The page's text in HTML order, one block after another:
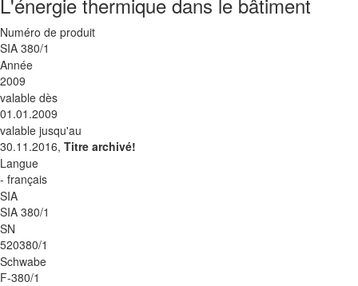
Numéro de produit
SIA 380/1
Année
2009
valable dès
01.01.2009
valable jusqu'au
30.11.2016, Titre archivé!
Langue
- français
SIA
SIA 380/1
SN
520380/1
Schwabe
F-380/1